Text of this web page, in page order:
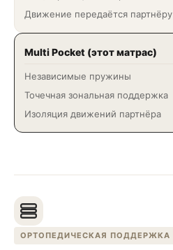
Движение передаётся партнёру
Multi Pocket (этот матрас)
Независимые пружины
Точечная зональная поддержка
Изоляция движений партнёра
ОРТОПЕДИЧЕСКАЯ ПОДДЕРЖКА